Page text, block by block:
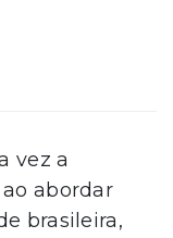
vez a
abordar
brasileira,